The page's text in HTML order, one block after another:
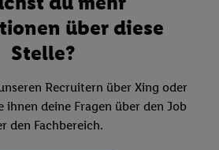
über diese
Stelle?
Recruitern über Xing oder
ihnen deine Fragen über den Job
den Fachbereich.